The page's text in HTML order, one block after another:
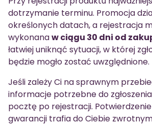
dotrzymanie terminu. Promocja
określonych datach, a rejestracja
wykonanaw ciągu 30 dni od
łatwiej uniknąć sytuacji, w której
będzie mogło zostać uwzględnione.
Jeśli zależy Ci na sprawnym
informacje potrzebne do
pocztę po rejestracji. Potwierdzenie
gwarancji trafia do Ciebie